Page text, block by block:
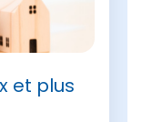
et plus